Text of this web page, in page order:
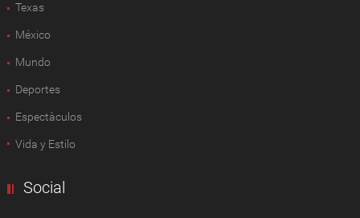
Texas
México
Mundo
Deportes
Espectàculos
Vida y Estilo
Social